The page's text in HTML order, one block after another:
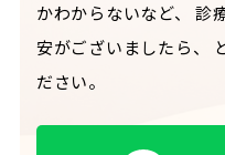
かわからないなど、
診
安がございましたら、
ださい。